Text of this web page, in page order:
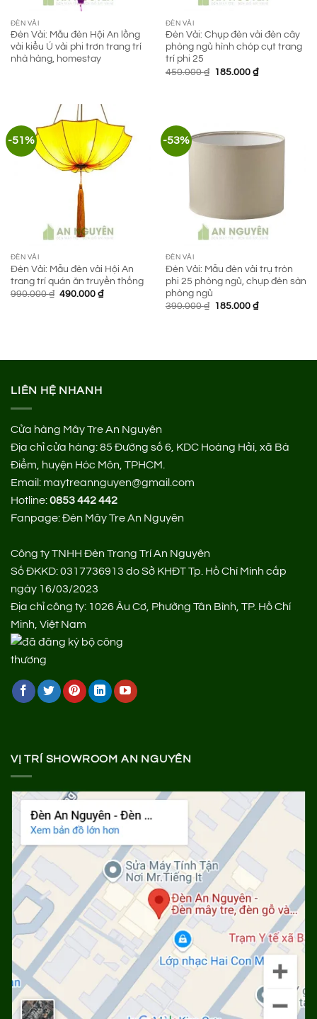
ĐÈN VẢI
Đèn Vải: Mẫu đèn Hội An lồng
vải kiểu Ú vải phi trơn trang trí
nhà hàng, homestay
ĐÈN VẢI
Đèn Vải: Chụp đèn vải đèn cây
phòng ngủ hình chóp cụt trang
trí phi 25
450.000₫ Giá
185.000 ₫Giá
-51%
ĐÈN VẢI
Đèn Vải: Mẫu đèn vải Hội An
trang trí quán ăn truyền thống
990.000₫ Giá
490.000 ₫Giá
-53%
ĐÈN VẢI
Đèn Vải: Mẫu đèn vải trụ tròn
phi 25 phòng ngủ, chụp đèn sàn
phòng ngủ
390.000₫ Giá
185.000 ₫Giá
LIÊN HỆ NHANH
Cửa hàng Mây Tre An Nguyên
Địa chỉ cửa hàng:85 Đường số 6, KDC Hoàng Hải, xã Bà
Điểm, huyện Hóc Môn, TPHCM.
Email: maytreannguyen@gmail.com
Hotline:0853 442 442
Fanpage:Đèn Mây Tre An Nguyên
Công ty TNHH Đèn Trang Trí An Nguyên
Số ĐKKD: 0317736913 do Sở KHĐT Tp. Hồ Chí Minh cấp
ngày 16/03/2023
Địa chỉ công ty: 1026 Âu Cơ, Phường Tân Bình, TP. Hồ Chí
Minh, Việt Nam
VỊ TRÍ SHOWROOM AN NGUYÊN